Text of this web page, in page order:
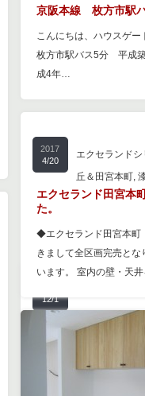
京阪本線 枚方市駅
こんにちは、ハウスゲ
枚方市駅バス5分 平成
成4年…
2017
4/20
エクセランドシ
丘＆田宮本町,
エクセランド田宮本
た。
◆エクセランド田宮本
きまして全区画完売と
います。 室内の壁・天
12/1
「 山之上北町
地
ハウスゲート ×